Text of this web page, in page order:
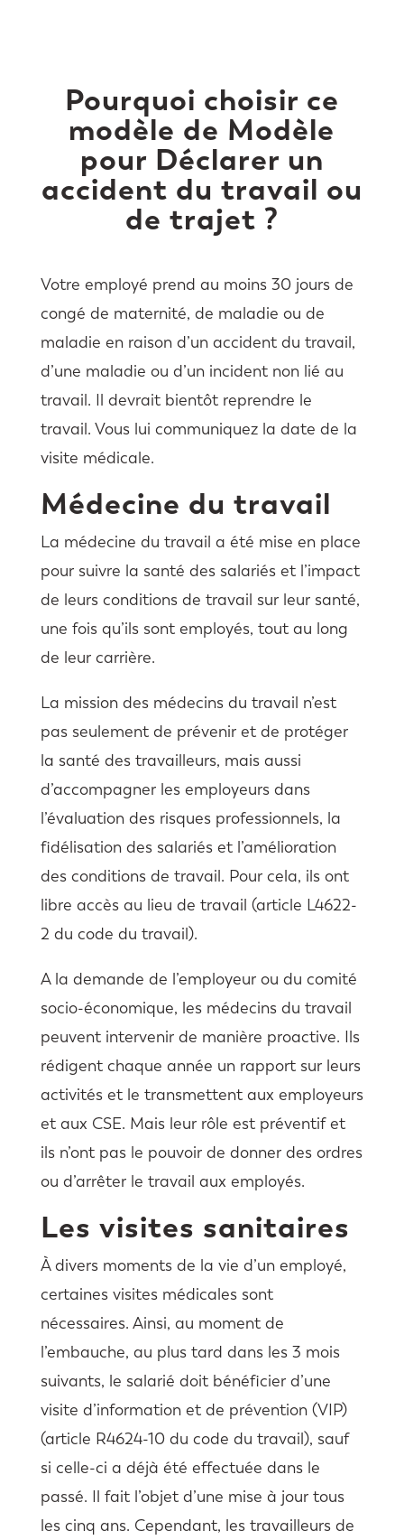
Pourquoi choisir ce
modèle de Modèle
pour Déclarer un
accident du travail ou
de trajet ?
Votre employé prend au moins 30 jours de
congé de maternité, de maladie ou de
maladie en raison d’un accident du travail,
d’une maladie ou d’un incident non lié au
travail. Il devrait bientôt reprendre le
travail. Vous lui communiquez la date de la
visite médicale.
Médecine du travail
La médecine du travail a été mise en place
pour suivre la santé des salariés et l’impact
de leurs conditions de travail sur leur santé,
une fois qu’ils sont employés, tout au long
de leur carrière.
La mission des médecins du travail n’est
pas seulement de prévenir et de protéger
la santé des travailleurs, mais aussi
d’accompagner les employeurs dans
l’évaluation des risques professionnels, la
fidélisation des salariés et l’amélioration
des conditions de travail. Pour cela, ils ont
libre accès au lieu de travail (article L4622-
2 du code du travail).
A la demande de l’employeur ou du comité
socio-économique, les médecins du travail
peuvent intervenir de manière proactive. Ils
rédigent chaque année un rapport sur leurs
activités et le transmettent aux employeurs
et aux CSE. Mais leur rôle est préventif et
ils n’ont pas le pouvoir de donner des ordres
ou d’arrêter le travail aux employés.
Les visites sanitaires
À divers moments de la vie d’un employé,
certaines visites médicales sont
nécessaires. Ainsi, au moment de
l’embauche, au plus tard dans les 3 mois
suivants, le salarié doit bénéficier d’une
visite d’information et de prévention (VIP)
(article R4624-10 du code du travail), sauf
si celle-ci a déjà été effectuée dans le
passé. Il fait l’objet d’une mise à jour tous
les cinq ans. Cependant, les travailleurs de